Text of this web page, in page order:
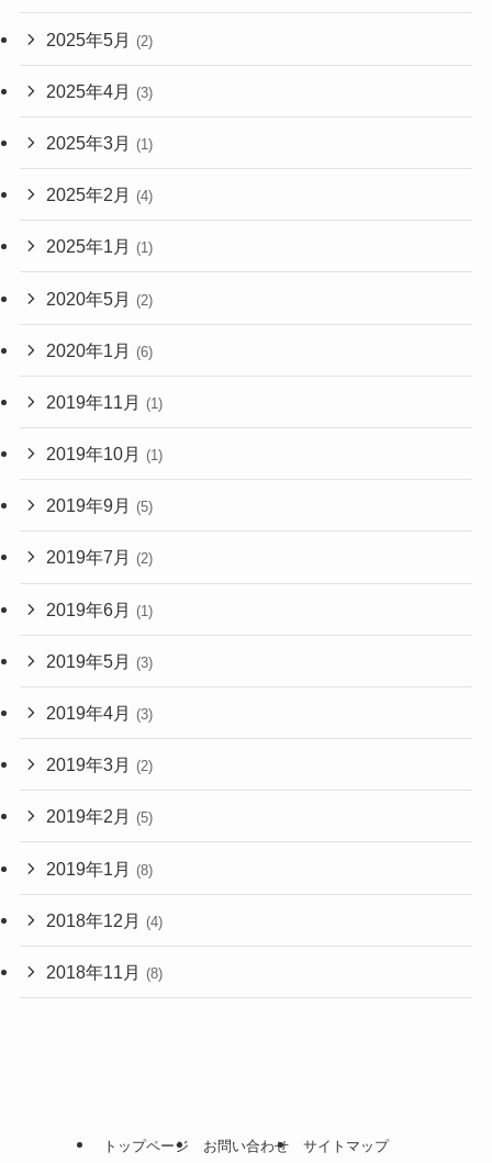
2025年5月 (2)
2025年4月 (3)
2025年3月 (1)
2025年2月 (4)
2025年1月 (1)
2020年5月 (2)
2020年1月 (6)
2019年11月 (1)
2019年10月 (1)
2019年9月 (5)
2019年7月 (2)
2019年6月 (1)
2019年5月 (3)
2019年4月 (3)
2019年3月 (2)
2019年2月 (5)
2019年1月 (8)
2018年12月 (4)
2018年11月 (8)
トップページ お問い合わせ サイトマップ